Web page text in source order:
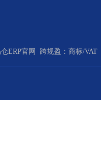
ERP官网 跨规盈：商标/VAT